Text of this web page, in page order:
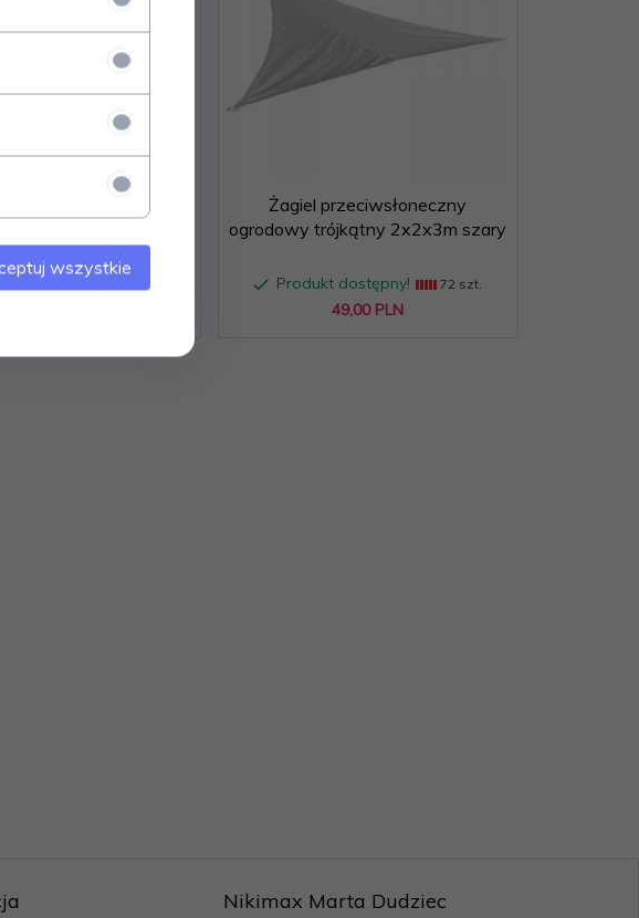
dostępny!
Żagiel przeciwsłoneczny
ogrodowy trójkątny 2x2x3m szary
Produkt dostępny! 72 szt.
49,00 PLN
Nikimax Marta Dudziec
wszystkie